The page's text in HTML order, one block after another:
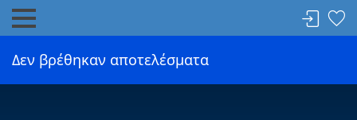
Δεν βρέθηκαν αποτελέσματα